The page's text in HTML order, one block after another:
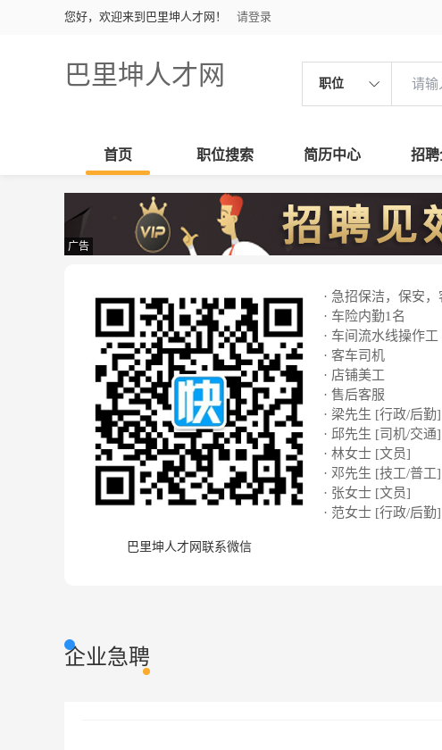
您好，欢迎来到巴里坤人才网！ 请登录
巴里坤人才网 职位
首页 职位搜索 简历中心 招
广告
巴里坤人才网联系微信
· 急招保洁，保安
· 车险内勤1名
· 车间流水线操作工
· 客车司机
· 店铺美工
· 售后客服
· 梁先生 [行政/后勤]
· 邱先生 [司机/交通]
· 林女士 [文员]
· 邓先生 [技工/普工]
· 张女士 [文员]
· 范女士 [行政/后勤]
企业急聘